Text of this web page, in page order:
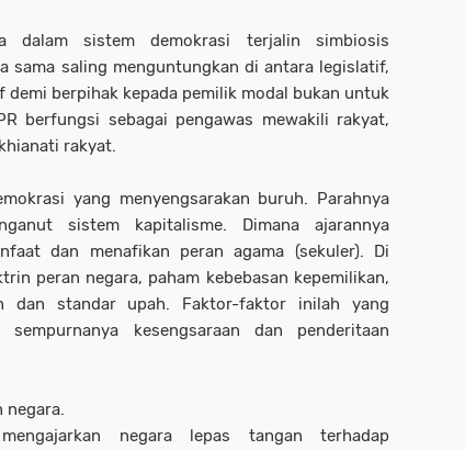
dalam sistem demokrasi terjalin simbiosis
sama saling menguntungkan di antara legislatif,
berpihak kepada pemilik modal bukan untuk
berfungsi sebagai pengawas mewakili rakyat,
rakyat.
yang menyengsarakan buruh. Parahnya
sistem kapitalisme. Dimana ajarannya
dan menafikan peran agama (sekuler). Di
peran negara, paham kebebasan kepemilikan,
dan standar upah. Faktor-faktor inilah yang
sempurnanya kesengsaraan dan penderitaan
negara.
negara lepas tangan terhadap